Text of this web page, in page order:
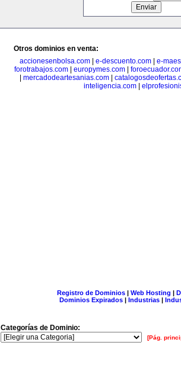
Otros dominios en venta:
accionesenbolsa.com| e-descuento.com| e-
forotrabajos.com| europymes.com|
mercadodeartesanias.com
inteligencia.com
Registro de Dominios| Web Hosting |
Dominios Expirados | Industrias |
Categorías de Dominio:
[Pág.